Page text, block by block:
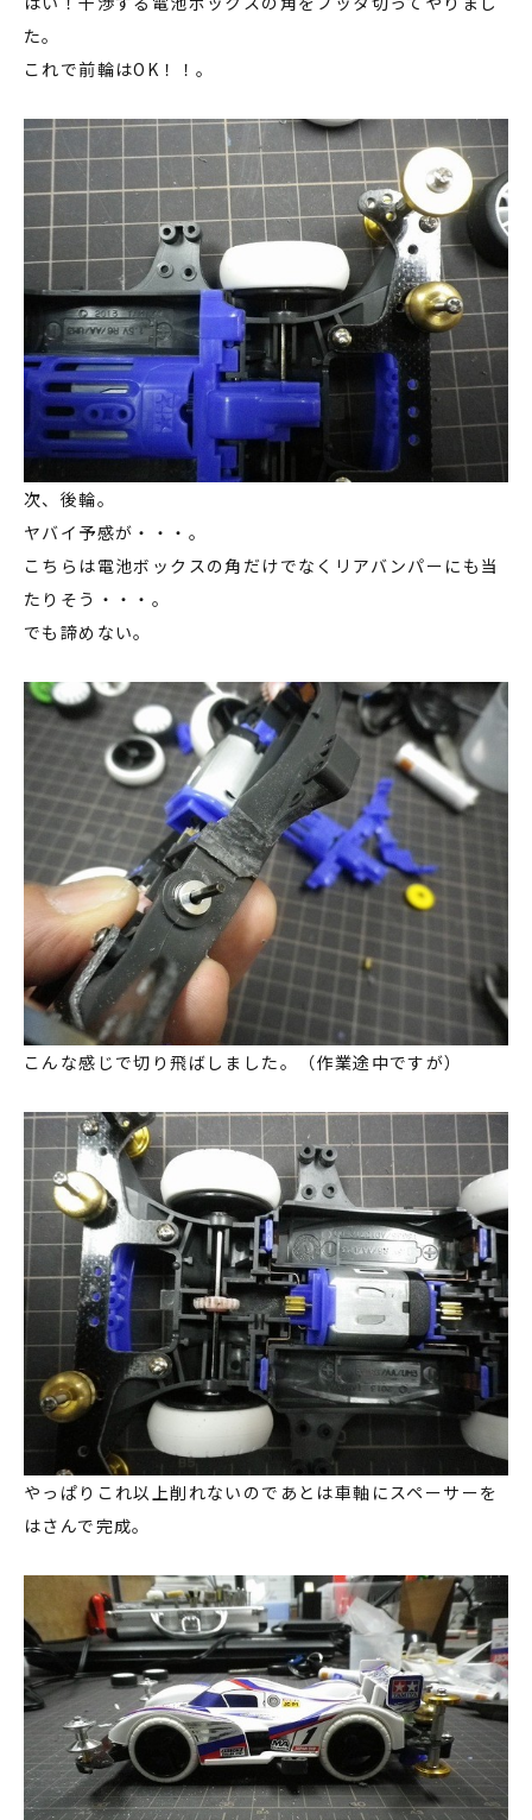
た。
これで前輪はOK！！。
次、後輪。
ヤバイ予感が・・・。
こちらは電池ボックスの角だけでなくリアバンパーにも当
たりそう・・・。
でも諦めない。
こんな感じで切り飛ばしました。（作業途中ですが）
やっぱりこれ以上削れないのであとは車軸にスペーサーを
はさんで完成。